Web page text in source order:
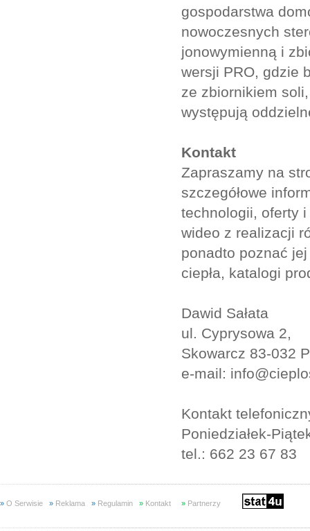
gospodarstwa
nowoczesnych
jonowymienną i
wersji PRO, gdzie
ze zbiornikiem
występują
Kontakt
Zapraszamy na
szczegółowe
technologii, oferty
wideo z realizacji
ponadto poznać
ciepła, katalogi
Dawid Sałata
ul. Cyprysowa 2,
Skowarcz 83-032
e-mail:
Kontakt
Poniedziałek-
tel.: 662 23 67 83
» O Serwisie » Reklama » Regulamin » Kontakt » Partnerzy